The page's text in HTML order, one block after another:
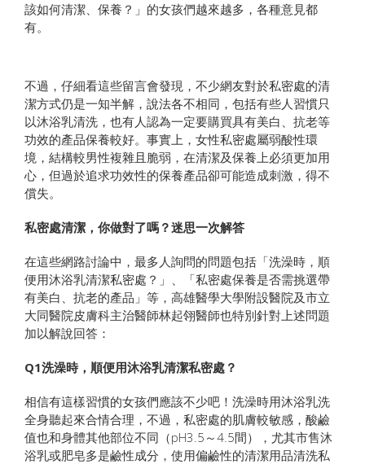
該如何清潔、保養？」的女孩們越來越多，各種意見都
有。
不過，仔細看這些留言會發現，不少網友對於私密處的清
潔方式仍是一知半解，說法各不相同，包括有些人習慣只
以沐浴乳清洗，也有人認為一定要購買具有美白、抗老等
功效的產品保養較好。事實上，女性私密處屬弱酸性環
境，結構較男性複雜且脆弱，在清潔及保養上必須更加用
心，但過於追求功效性的保養產品卻可能造成刺激，得不
償失。
私密處清潔，你做對了嗎？迷思一次解答
在這些網路討論中，最多人詢問的問題包括「洗澡時，順
便用沐浴乳清潔私密處？」、「私密處保養是否需挑選帶
有美白、抗老的產品」等，高雄醫學大學附設醫院及市立
大同醫院皮膚科主治醫師林起翎醫師也特別針對上述問題
加以解說回答：
Q1洗澡時，順便用沐浴乳清潔私密處？
相信有這樣習慣的女孩們應該不少吧！洗澡時用沐浴乳洗
全身聽起來合情合理，不過，私密處的肌膚較敏感，酸鹼
值也和身體其他部位不同（pH3.5～4.5間），尤其市售沐
浴乳或肥皂多是鹼性成分，使用偏鹼性的清潔用品清洗私